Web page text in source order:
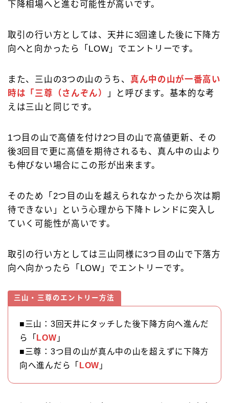
下降相場へと進む可能性が高いです。
取引の行い方としては、天井に3回達した後に下降方
向へと向かったら「LOW」でエントリーです。
また、三山の3つの山のうち、 真ん中の山が一番高い
時は「三尊（さんぞん）
」と呼びます。基本的な考
えは三山と同じです。
1つ目の山で高値を付け2つ目の山で高値更新、その
後3回目で更に高値を期待されるも、真ん中の山より
も伸びない場合にこの形が出来ます。
そのため「2つ目の山を越えられなかったから次は期
待できない」という心理から下降トレンドに突入し
ていく可能性が高いです。
取引の行い方としては三山同様に3つ目の山で下落方
向へ向かったら「LOW」でエントリーです。
三山・三尊のエントリー方法
■三山：3回天井にタッチした後下降方向へ進んだ
ら「 LOW 」
■三尊：3つ目の山が真ん中の山を超えずに下降方
向へ進んだら「 LOW 」